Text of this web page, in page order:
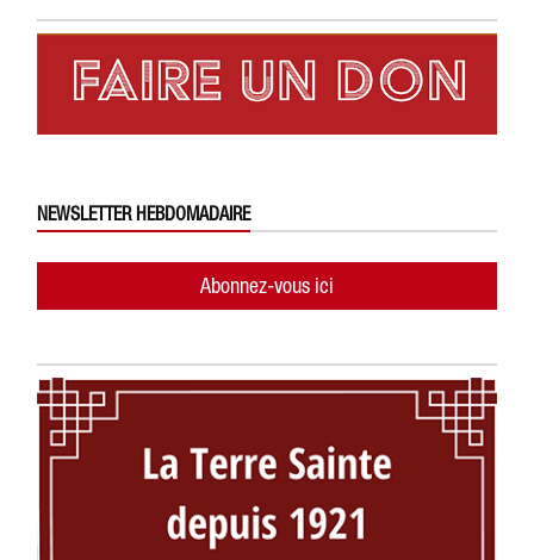
NEWSLETTER HEBDOMADAIRE
Abonnez-vous ici